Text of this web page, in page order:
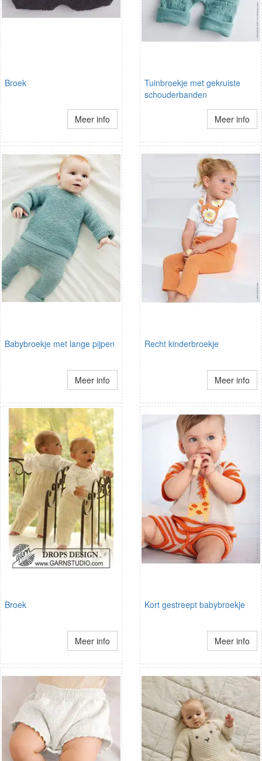
Broek
Meer info
Tuinbroekje met gekruiste
schouderbanden
Meer info
Babybroekje met lange pijpen
Meer info
Recht kinderbroekje
Meer info
Broek
Meer info
Kort gestreept babybroekje
Meer info